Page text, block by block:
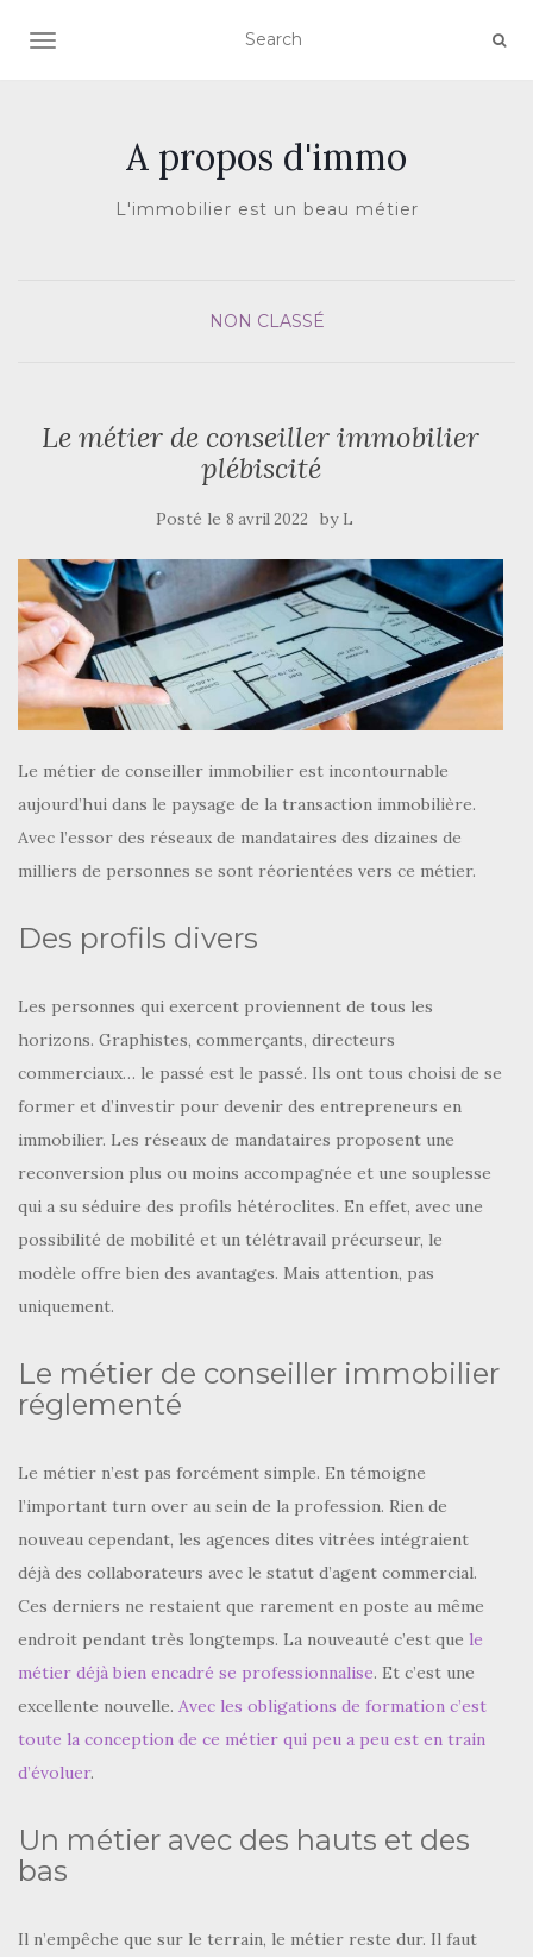
AFFICHER/MASQUER LA NAVIGATION
A propos d'immo
L'immobilier est un beau métier
NON CLASSÉ
Le métier de conseiller immobilier
plébiscité
Posté le 8 avril 2022 by L
Le métier de conseiller immobilier est incontournable
aujourd’hui dans le paysage de la transaction immobilière.
Avec l’essor des réseaux de mandataires des dizaines de
milliers de personnes se sont réorientées vers ce métier.
Des profils divers
Les personnes qui exercent proviennent de tous les
horizons. Graphistes, commerçants, directeurs
commerciaux… le passé est le passé. Ils ont tous choisi de se
former et d’investir pour devenir des entrepreneurs en
immobilier. Les réseaux de mandataires proposent une
reconversion plus ou moins accompagnée et une souplesse
qui a su séduire des profils hétéroclites. En effet, avec une
possibilité de mobilité et un télétravail précurseur, le
modèle offre bien des avantages. Mais attention, pas
uniquement.
Le métier de conseiller immobilier
réglementé
Le métier n’est pas forcément simple. En témoigne
l’important turn over au sein de la profession. Rien de
nouveau cependant, les agences dites vitrées intégraient
déjà des collaborateurs avec le statut d’agent commercial.
Ces derniers ne restaient que rarement en poste au même
endroit pendant très longtemps. La nouveauté c’est que le
métier déjà bien encadré se professionnalise. Et c’est une
excellente nouvelle. Avec les obligations de formation c’est
toute la conception de ce métier qui peu a peu est en train
d’évoluer.
Un métier avec des hauts et des
bas
Il n’empêche que sur le terrain, le métier reste dur. Il faut